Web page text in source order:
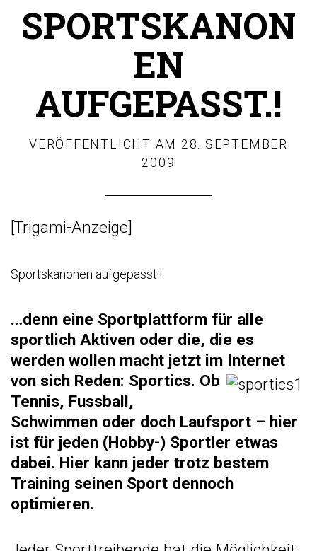
SPORTSKANON
EN
AUFGEPASST.!
VERÖFFENTLICHT AM 28. SEPTEMBER
2009
[Trigami-Anzeige]
Sportskanonen aufgepasst.!
…denn eine Sportplattform für alle
sportlich Aktiven oder die, die es
werden wollen macht jetzt im Internet
von sich Reden: Sportics. Ob
Tennis, Fussball,
Schwimmen oder doch Laufsport – hier
ist für jeden (Hobby-) Sportler etwas
dabei. Hier kann jeder trotz bestem
Training seinen Sport dennoch
optimieren.